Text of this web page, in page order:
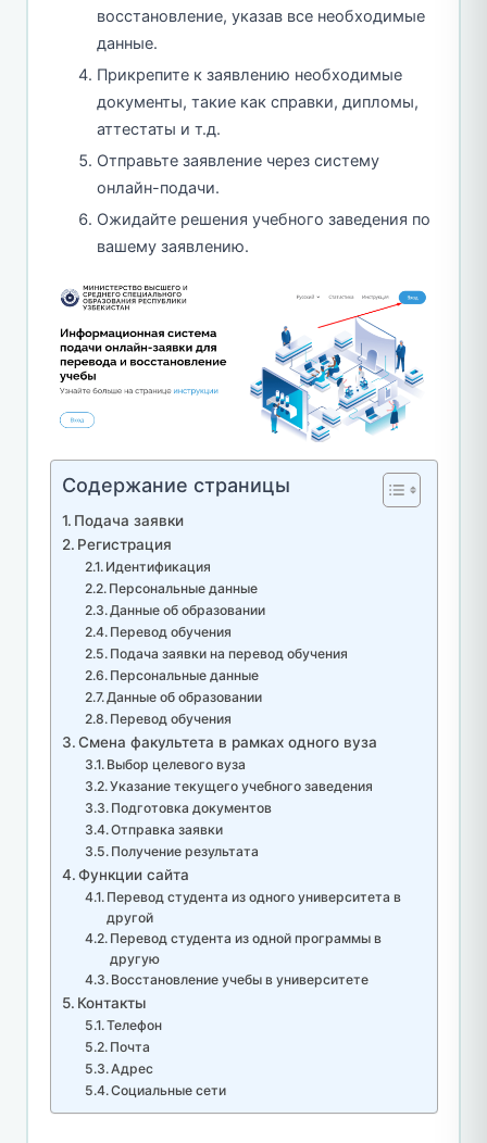
восстановление, указав все необходимые
данные.
Прикрепите к заявлению необходимые
документы, такие как справки, дипломы,
аттестаты и т.д.
Отправьте заявление через систему
онлайн-подачи.
Ожидайте решения учебного заведения по
вашему заявлению.
Содержание страницы
Подача заявки
Регистрация
Идентификация
Персональные данные
Данные об образовании
Перевод обучения
Подача заявки на перевод обучения
Персональные данные
Данные об образовании
Перевод обучения
Смена факультета в рамках одного вуза
Выбор целевого вуза
Указание текущего учебного заведения
Подготовка документов
Отправка заявки
Получение результата
Функции сайта
Перевод студента из одного университета в
другой
Перевод студента из одной программы в
другую
Восстановление учебы в университете
Контакты
Телефон
Почта
Адрес
Социальные сети